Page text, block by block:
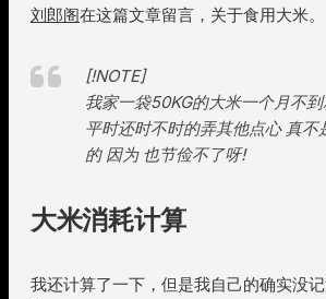
刘郎阁在这篇文章留言，关于食用大米。
[!NOTE]
我家一袋50KG的大米一个月不
平时还时不时的弄其他点心 真不
的 因为 也节俭不了呀!
大米消耗计算
我还计算了一下，但是我自己的确实没